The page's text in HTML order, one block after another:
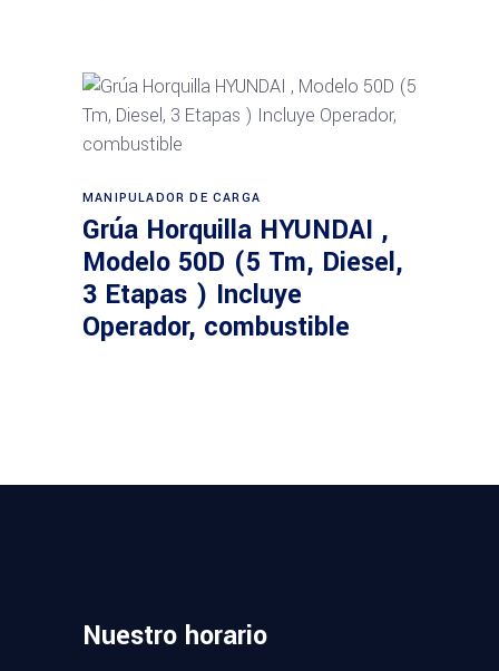
Leer más
MANIPULADOR DE CARGA
Grúa Horquilla HYUNDAI ,
Modelo 50D (5 Tm, Diesel,
3 Etapas ) Incluye
Operador, combustible
Nuestro horario